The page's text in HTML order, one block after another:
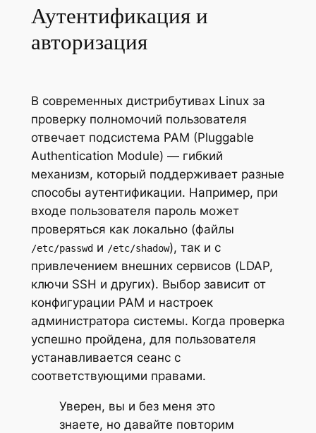
Аутентификация и
авторизация
В современных дистрибутивах Linux за
проверку полномочий пользователя
отвечает подсистема PAM (Pluggable
Authentication Module) — гибкий
механизм, который поддерживает разные
способы аутентификации. Например, при
входе пользователя пароль может
проверяться как локально (файлы
/etc/passwdи /etc/shadow), так и с
привлечением внешних сервисов (LDAP,
ключи SSH и других). Выбор зависит от
конфигурации PAM и настроек
администратора системы. Когда проверка
успешно пройдена, для пользователя
устанавливается сеанс с
соответствующими правами.
Уверен, вы и без меня это
знаете, но давайте повторим